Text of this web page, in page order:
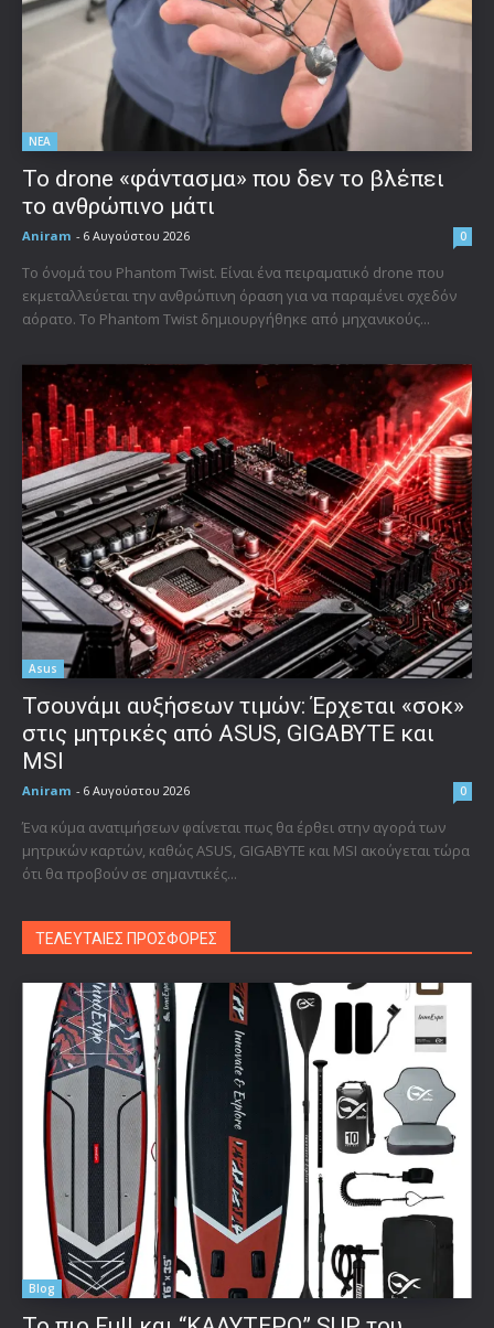
ΝΕΑ
Το drone «φάντασμα» που δεν το βλέπει
το ανθρώπινο μάτι
Aniram - 6 Αυγούστου 2026 0
Το όνομά του Phantom Twist. Είναι ένα πειραματικό drone που
εκμεταλλεύεται την ανθρώπινη όραση για να παραμένει σχεδόν
αόρατο. Το Phantom Twist δημιουργήθηκε από μηχανικούς...
Asus
Τσουνάμι αυξήσεων τιμών: Έρχεται «σοκ»
στις μητρικές από ASUS, GIGABYTE και
MSI
Aniram - 6 Αυγούστου 2026 0
Ένα κύμα ανατιμήσεων φαίνεται πως θα έρθει στην αγορά των
μητρικών καρτών, καθώς ASUS, GIGABYTE και MSI ακούγεται τώρα
ότι θα προβούν σε σημαντικές...
ΤΕΛΕΥΤΑΙΕΣ ΠΡΟΣΦΟΡΕΣ
Blog